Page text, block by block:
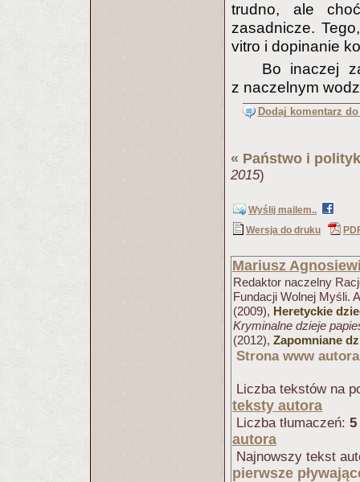
trudno, ale
zasadnicze.
vitro i dopinanie
Bo inaczej
z naczelnym
Dodaj komentarz
« Państwo i
2015)
Wyślij mailem..
Wersja do druku
Mariusz
Redaktor naczelny
Fundacji Wolnej Myśli.
(2009), Heretyckie
Kryminalne dzieje
(2012), Zapomniane
Strona www autora
Liczba tekstów na
teksty autora
Liczba tłumaczeń: 5
autora
Najnowszy tekst
pierwsze